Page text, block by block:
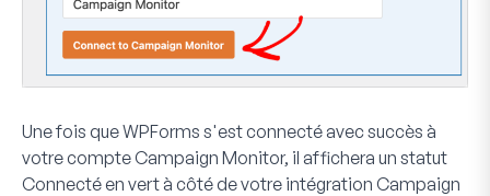
Une fois que WPForms s'est connecté avec succès à
votre compte Campaign Monitor, il affichera un statut
Connectéen vert à côté de votre intégration Campaign